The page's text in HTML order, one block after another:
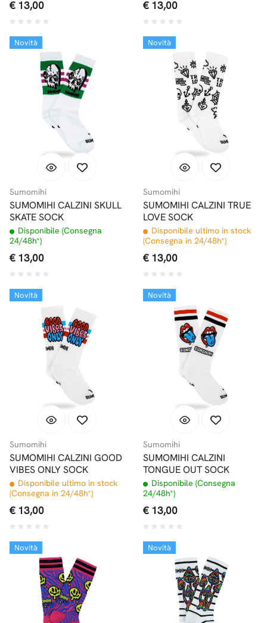
€ 13,00 € 13,00
Novità
Sumomihi
SUMOMIHI CALZINI SKULL
SKATE SOCK
Disponibile (Consegna
24/48h*)
€ 13,00
Novità
Sumomihi
SUMOMIHI CALZINI TRUE
LOVE SOCK
Disponibile ultimo in stock
(Consegna in 24/48h*)
€ 13,00
Novità
Sumomihi
SUMOMIHI CALZINI GOOD
VIBES ONLY SOCK
Disponibile ultimo in stock
(Consegna in 24/48h*)
€ 13,00
Novità
Sumomihi
SUMOMIHI CALZINI
TONGUE OUT SOCK
Disponibile (Consegna
24/48h*)
€ 13,00
Novità Novità